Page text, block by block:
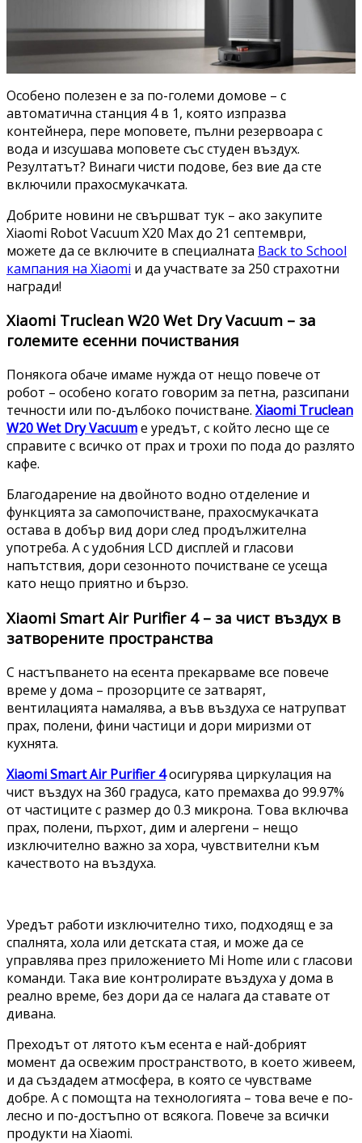
Особено полезен е за по-големи домове – с
автоматична станция 4 в 1, която изпразва
контейнера, пере моповете, пълни резервоара с
вода и изсушава моповете със студен въздух.
Резултатът? Винаги чисти подове, без вие да сте
включили прахосмукачката.
Добрите новини не свършват тук – ако закупите
Xiaomi Robot Vacuum X20 Max до 21 септември,
можете да се включите в специалната Back to School
кампания на Xiaomi и да участвате за 250 страхотни
награди!
Xiaomi Truclean W20 Wet Dry Vacuum – за
големите есенни почиствания
Понякога обаче имаме нужда от нещо повече от
робот – особено когато говорим за петна, разсипани
течности или по-дълбоко почистване. Xiaomi Truclean
W20 Wet Dry Vacuumе уредът, с който лесно ще се
справите с всичко от прах и трохи по пода до разлято
кафе.
Благодарение на двойното водно отделение и
функцията за самопочистване, прахосмукачката
остава в добър вид дори след продължителна
употреба. А с удобния LCD дисплей и гласови
напътствия, дори сезонното почистване се усеща
като нещо приятно и бързо.
Xiaomi Smart Air Purifier 4 – за чист въздух в
затворените пространства
С настъпването на есента прекарваме все повече
време у дома – прозорците се затварят,
вентилацията намалява, а във въздуха се натрупват
прах, полени, фини частици и дори миризми от
кухнята.
Xiaomi Smart Air Purifier 4осигурява циркулация на
чист въздух на 360 градуса, като премахва до 99.97%
от частиците с размер до 0.3 микрона. Това включва
прах, полени, пърхот, дим и алергени – нещо
изключително важно за хора, чувствителни към
качеството на въздуха.
Уредът работи изключително тихо, подходящ е за
спалнята, хола или детската стая, и може да се
управлява през приложението Mi Home или с гласови
команди. Така вие контролирате въздуха у дома в
реално време, без дори да се налага да ставате от
дивана.
Преходът от лятото към есента е най-добрият
момент да освежим пространството, в което живеем,
и да създадем атмосфера, в която се чувстваме
добре. А с помощта на технологията – това вече е по-
лесно и по-достъпно от всякога. Повече за всички
продукти на Xiaomi.